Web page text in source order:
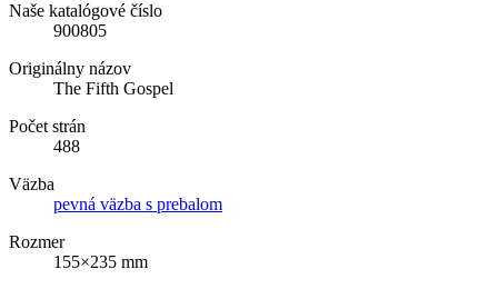
Naše katalógové číslo
900805
Originálny názov
The Fifth Gospel
Počet strán
488
Väzba
pevná väzba s prebalom
Rozmer
155×235 mm